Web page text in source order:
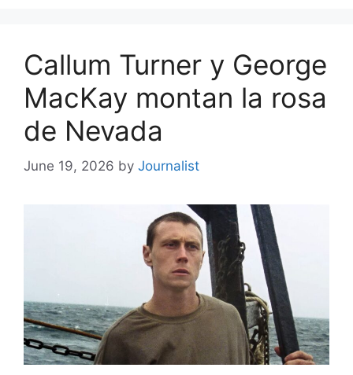
Callum Turner y George
MacKay montan la rosa
de Nevada
June 19, 2026 by Journalist